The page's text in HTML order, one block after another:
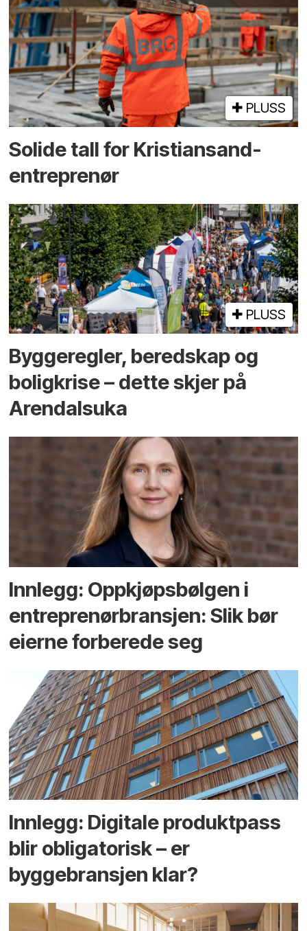
PLUSS
Solide tall for Kristiansand-
entreprenør
PLUSS
Bygge­regler, beredskap og
bolig­krise – dette skjer på
Arendals­uka
Innlegg: Oppkjøps­bølgen i
entreprenør­bransjen: Slik bør
eierne forberede seg
Innlegg: Digitale produktpass
blir obligatorisk – er
byggebransjen klar?